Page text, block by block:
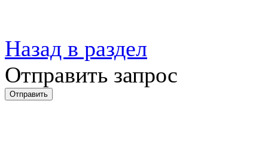
Назад в раздел
Отправить запрос